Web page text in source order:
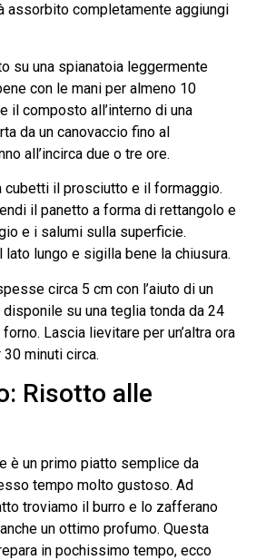
assorbito completamente aggiungi
su una spianatoia leggermente
con le mani per almeno 10
il composto all’interno di una
da un canovaccio fino al
all’incirca due o tre ore.
cubetti il prosciutto e il formaggio.
il panetto a forma di rettangolo e
e i salumi sulla superficie.
lato lungo e sigilla bene la chiusura.
circa 5 cm con l’aiuto di un
su una teglia tonda da 24
Lascia lievitare per un’altra ora
30 minuti circa.
Risotto alle
è un primo piatto semplice da
tempo molto gustoso. Ad
troviamo il burro e lo zafferano
un ottimo profumo. Questa
in pochissimo tempo, ecco